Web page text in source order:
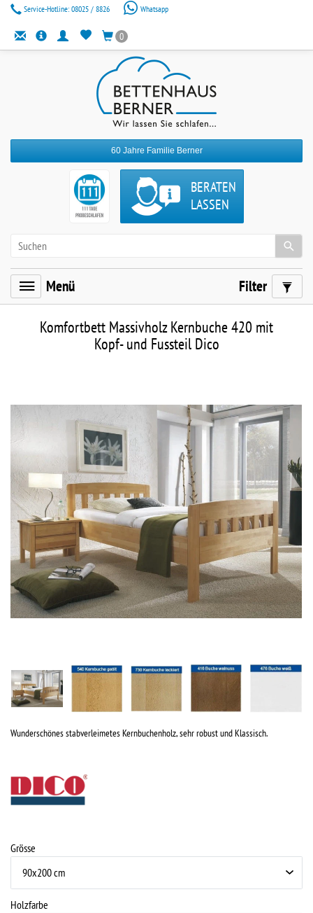
Service-Hotline: 08025 / 8826 Whatsapp
0
60 Jahre Familie Berner
BERATEN
LASSEN
Menü Filter
Komfortbett Massivholz Kernbuche 420 mit
Kopf- und Fussteil Dico
Wunderschönes stabverleimetes Kernbuchenholz, sehr robust und Klassisch.
Grösse
Holzfarbe